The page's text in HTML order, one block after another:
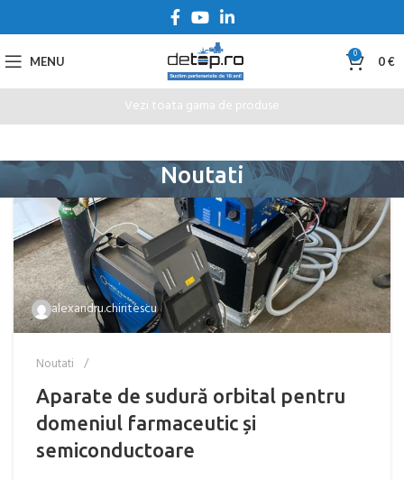
MENU 0 0€
Vezi toata gama de produse
Noutati
alexandru.chiritescu
Noutati
Aparate de sudură orbital pentru
domeniul farmaceutic și
semiconductoare